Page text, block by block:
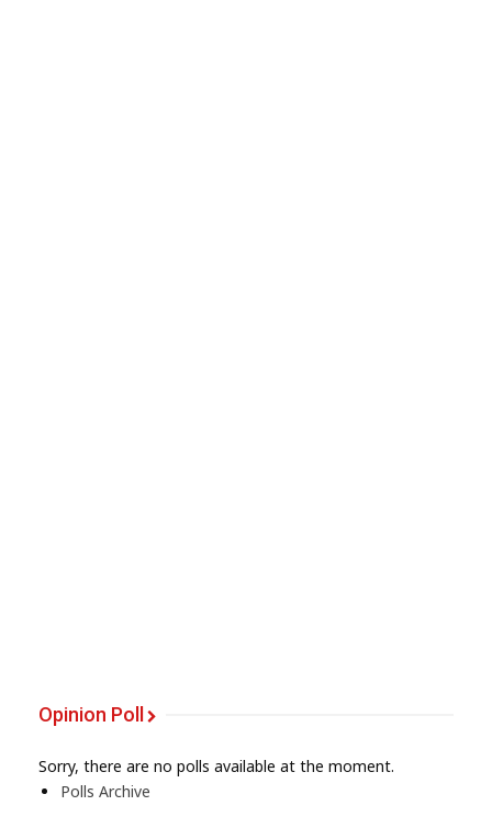
Opinion Poll
Sorry, there are no polls available at the moment.
Polls Archive